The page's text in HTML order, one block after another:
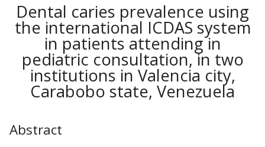
Dental caries prevalence using
the international ICDAS system
in patients attending in
pediatric consultation, in two
institutions in Valencia city,
Carabobo state, Venezuela
Abstract